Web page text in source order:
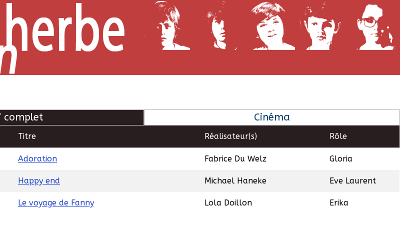
complet Cinéma
Titre Réalisateur(s) Rôle
Adoration Fabrice Du Welz Gloria
Happy end Michael Haneke Eve Laurent
Le voyage de Fanny Lola Doillon Erika